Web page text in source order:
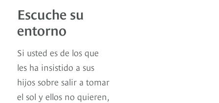
Escuche su
entorno
Si usted es de los que
les ha insistido a sus
hijos sobre salir a tomar
el sol y ellos no quieren,